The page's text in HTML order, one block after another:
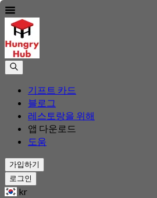
기프트 카드
블로그
레스토랑을 위해
앱 다운로드
도움
가입하기
로그인
kr